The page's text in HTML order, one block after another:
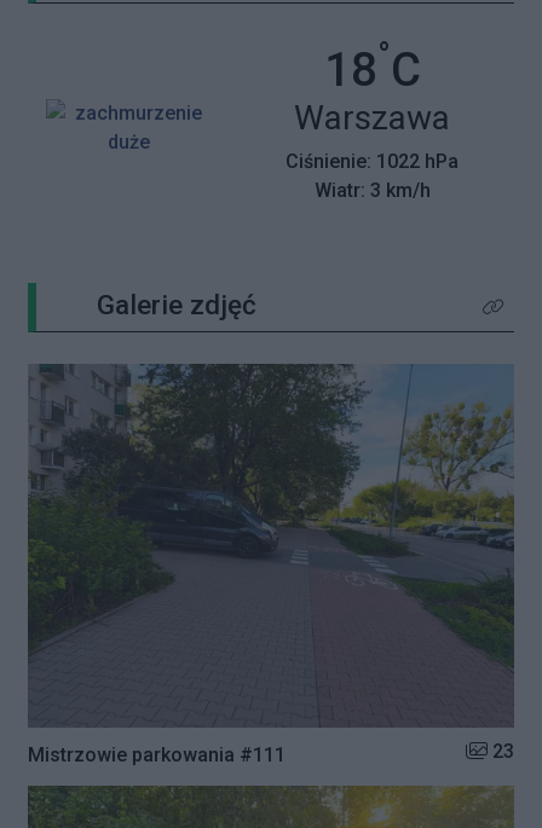
18°C
Miasto:
Warszawa
Ciśnienie: 1022 hPa
Wiatr: 3 km/h
Galerie zdjęć Kliknij
Mistrzowie parkowania #111 Liczba
23